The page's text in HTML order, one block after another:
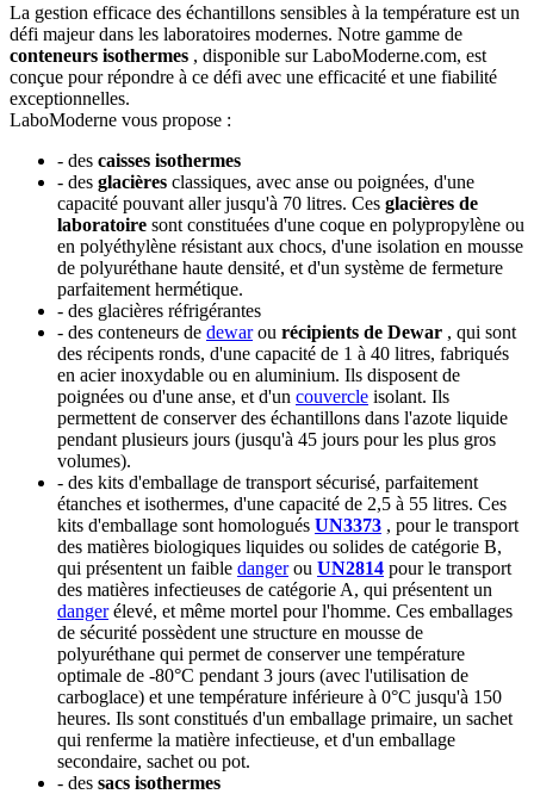
La gestion efficace des échantillons sensibles à la température est un
défi majeur dans les laboratoires modernes. Notre gamme de
conteneurs isothermes , disponible sur LaboModerne.com, est
conçue pour répondre à ce défi avec une efficacité et une fiabilité
exceptionnelles.
LaboModerne vous propose :
- des caisses isothermes
- des glacières classiques, avec anse ou poignées, d'une
capacité pouvant aller jusqu'à 70 litres. Ces glacières de
laboratoire sont constituées d'une coque en polypropylène ou
en polyéthylène résistant aux chocs, d'une isolation en mousse
de polyuréthane haute densité, et d'un système de fermeture
parfaitement hermétique.
- des glacières réfrigérantes
- des conteneurs de dewarou récipients de Dewar , qui sont
des récipents ronds, d'une capacité de 1 à 40 litres, fabriqués
en acier inoxydable ou en aluminium. Ils disposent de
poignées ou d'une anse, et d'un couvercle isolant. Ils
permettent de conserver des échantillons dans l'azote liquide
pendant plusieurs jours (jusqu'à 45 jours pour les plus gros
volumes).
- des kits d'emballage de transport sécurisé, parfaitement
étanches et isothermes, d'une capacité de 2,5 à 55 litres. Ces
kits d'emballage sont homologués UN3373 , pour le transport
des matières biologiques liquides ou solides de catégorie B,
qui présentent un faible dangerou UN2814 pour le transport
des matières infectieuses de catégorie A, qui présentent un
dangerélevé, et même mortel pour l'homme. Ces emballages
de sécurité possèdent une structure en mousse de
polyuréthane qui permet de conserver une température
optimale de -80°C pendant 3 jours (avec l'utilisation de
carboglace) et une température inférieure à 0°C jusqu'à 150
heures. Ils sont constitués d'un emballage primaire, un sachet
qui renferme la matière infectieuse, et d'un emballage
secondaire, sachet ou pot.
- des sacs isothermes